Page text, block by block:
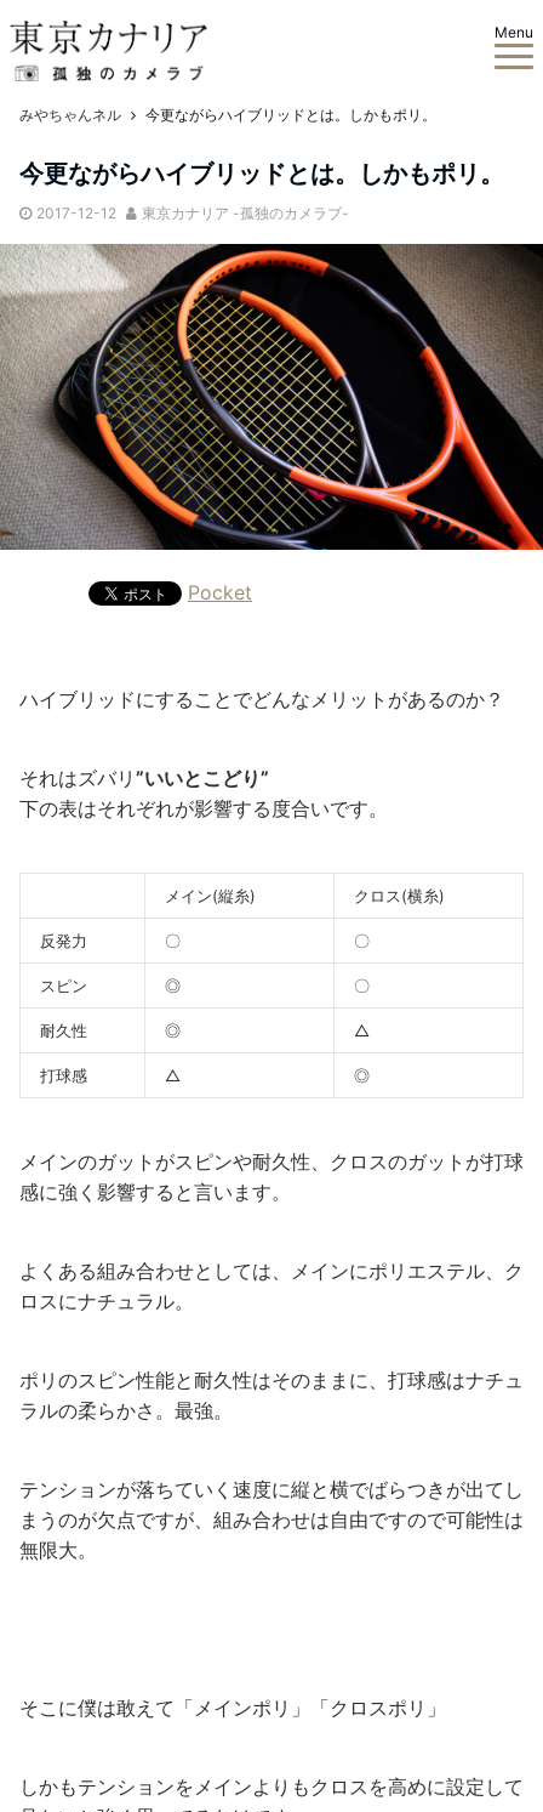
Menu
みやちゃんネル 今更ながらハイブリッドとは。しかもポリ。
今更ながらハイブリッドとは。しかもポリ。
2017-12-12 東京カナリア -孤独のカメラブ-
Pocket
ハイブリッドにすることでどんなメリットがあるのか？
それはズバリ ”いいとこどり”
下の表はそれぞれが影響する度合いです。
メイン(縦糸) クロス(横糸)
反発力 〇 〇
スピン ◎ 〇
耐久性 ◎ △
打球感 △ ◎
メインのガットがスピンや耐久性、クロスのガットが打球
感に強く影響すると言います。
よくある組み合わせとしては、メインにポリエステル、ク
ロスにナチュラル。
ポリのスピン性能と耐久性はそのままに、打球感はナチュ
ラルの柔らかさ。最強。
テンションが落ちていく速度に縦と横でばらつきが出てし
まうのが欠点ですが、組み合わせは自由ですので可能性は
無限大。
そこに僕は敢えて「メインポリ」「クロスポリ」
しかもテンションをメインよりもクロスを高めに設定して